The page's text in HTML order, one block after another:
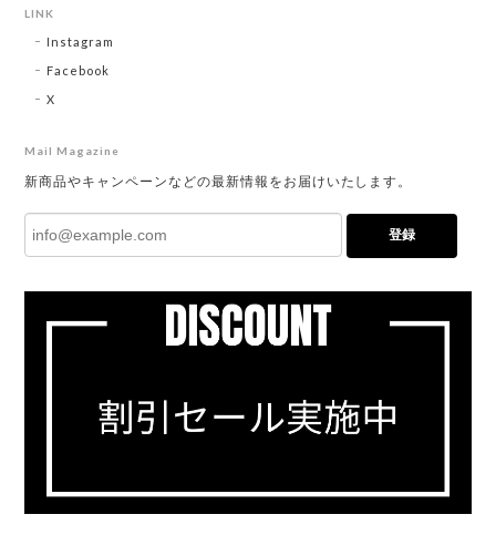
LINK
Instagram
Facebook
X
Mail Magazine
新商品やキャンペーンなどの最新情報をお届けいたします。
登録